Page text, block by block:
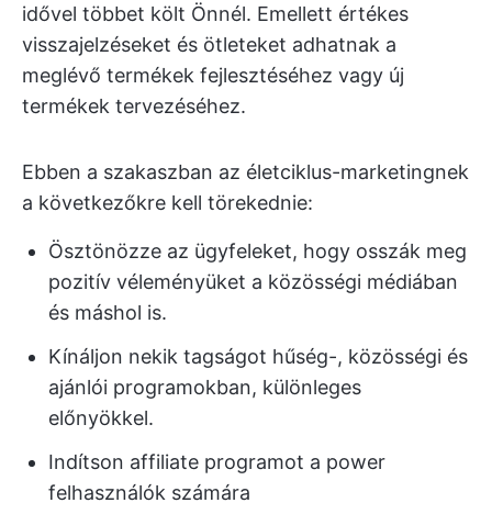
idővel többet költ Önnél. Emellett értékes
visszajelzéseket és ötleteket adhatnak a
meglévő termékek fejlesztéséhez vagy új
termékek tervezéséhez.
Ebben a szakaszban az életciklus-marketingnek
a következőkre kell törekednie:
Ösztönözze az ügyfeleket, hogy osszák meg
pozitív véleményüket a közösségi médiában
és máshol is.
Kínáljon nekik tagságot hűség-, közösségi és
ajánlói programokban, különleges
előnyökkel.
Indítson affiliate programot a power
felhasználók számára